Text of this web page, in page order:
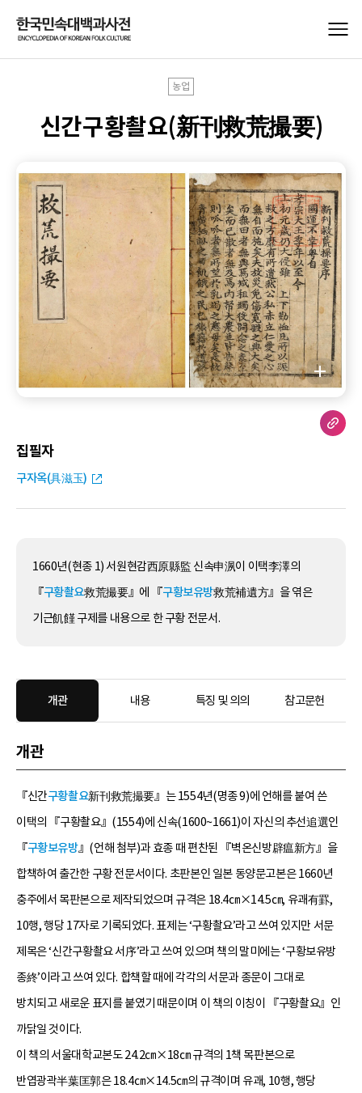
농업
신간구황촬요(新刊救荒撮要)
집필자
구자옥(具滋玉)
1660년(현종 1) 서원현감西原縣監 신속申洬이 이택李澤의
『구황촬요救荒撮要』에 『구황보유방救荒補遺方』을 엮은
기근飢饉 구제를 내용으로 한 구황 전문서.
개관 내용 특징 및 의의 참고문헌
개관
『신간구황촬요新刊救荒撮要』는 1554년(명종 9)에 언해를 붙여 쓴
이택의 『구황촬요』(1554)에 신속(1600~1661)이 자신의 추선追選인
『구황보유방』(언해 첨부)과 효종 때 편찬된 『벽온신방辟瘟新方』을
합책하여 출간한 구황 전문서이다. 초판본인 일본 동양문고본은 1660년
충주에서 목판본으로 제작되었으며 규격은 18.4㎝×14.5㎝, 유괘有罫,
10행, 행당 17자로 기록되었다. 표제는 ‘구황촬요’라고 쓰여 있지만 서문
제목은 ‘신간구황촬요 서序’라고 쓰여 있으며 책의 말미에는 ‘구황보유방
종終’이라고 쓰여 있다. 합책할 때에 각각의 서문과 종문이 그대로
방치되고 새로운 표지를 붙였기 때문이며 이 책의 이칭이 『구황촬요』인
까닭일 것이다.
이 책의 서울대학교본도 24.2㎝×18㎝ 규격의 1책 목판본으로
반엽광곽半葉匡郭은 18.4㎝×14.5㎝의 규격이며 유괘, 10행, 행당